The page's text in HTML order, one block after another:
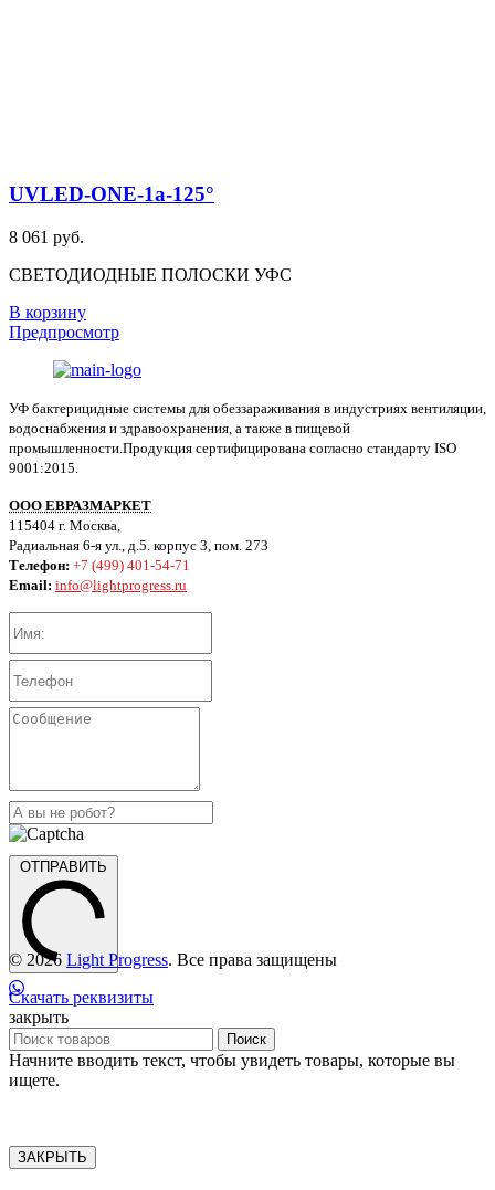
UVLED-ONE-1a-125°
8 061 руб.
СВЕТОДИОДНЫЕ ПОЛОСКИ УФС
В корзину
Предпросмотр
УФ бактерицидные системы для обеззараживания в индустриях вентиляции,
водоснабжения и здравоохранения, а также в пищевой
промышленности.Продукция сертифицирована согласно стандарту ISO
9001:2015.
ООО ЕВРАЗМАРКЕТ
115404 г. Москва,
Радиальная 6-я ул., д.5. корпус 3, пом. 273
Телефон: +7 (499) 401-54-71
Email: info@lightprogress.ru
ОТПРАВИТЬ
© 2026 Light Progress. Все права защищены
Скачать реквизиты
закрыть
Поиск
Начните вводить текст, чтобы увидеть товары, которые вы
ищете.
ЗАКРЫТЬ